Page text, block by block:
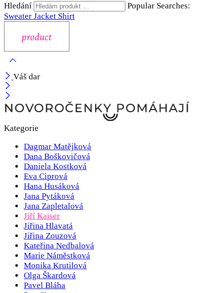
Hledání
Popular Searches:
Sweater Jacket Shirt
Váš dar
Kategorie
Dagmar Matějková
Dana Boškovičová
Daniela Kostková
Eva Ciprová
Hana Husáková
Jana Pytáková
Jana Zapletalová
Jiří Kaiser
Jiřina Hlavatá
Jiřina Zouzová
Kateřina Nedbalová
Marie Náměstková
Monika Krutilová
Olga Škardová
Pavel Bláha